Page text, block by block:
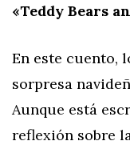
«Teddy Bears
En este cuento,
sorpresa
Aunque está
reflexión sobre